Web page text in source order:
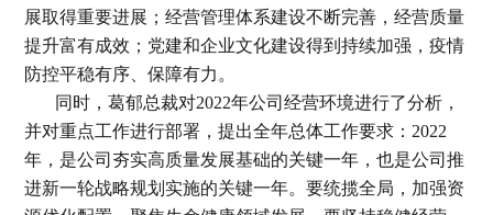
展取得重要进展；经营管理体系建设不断完善，经营质量
提升富有成效；党建和企业文化建设得到持续加强，疫情
防控平稳有序、保障有力。
同时，葛郁总裁对2022年公司经营环境进行了分析，
并对重点工作进行部署，提出全年总体工作要求：2022
年，是公司夯实高质量发展基础的关键一年，也是公司推
进新一轮战略规划实施的关键一年。要统揽全局，加强资